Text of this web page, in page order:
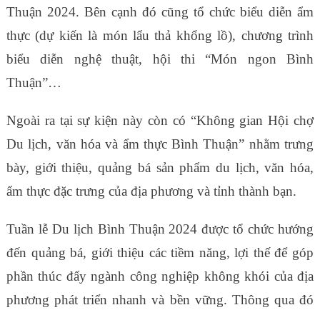
Thuận 2024. Bên cạnh đó cũng tổ chức biểu diễn ẩm
thực (dự kiến là món lẩu thả khổng lồ), chương trình
biểu diễn nghệ thuật, hội thi “Món ngon Bình
Thuận”…
Ngoài ra tại sự kiện này còn có “Không gian Hội chợ
Du lịch, văn hóa và ẩm thực Bình Thuận” nhằm trưng
bày, giới thiệu, quảng bá sản phẩm du lịch, văn hóa,
ẩm thực đặc trưng của địa phương và tỉnh thành bạn.
Tuần lễ Du lịch Bình Thuận 2024 được tổ chức hướng
đến quảng bá, giới thiệu các tiềm năng, lợi thế để góp
phần thúc đẩy ngành công nghiệp không khói của địa
phương phát triển nhanh và bền vững. Thông qua đó